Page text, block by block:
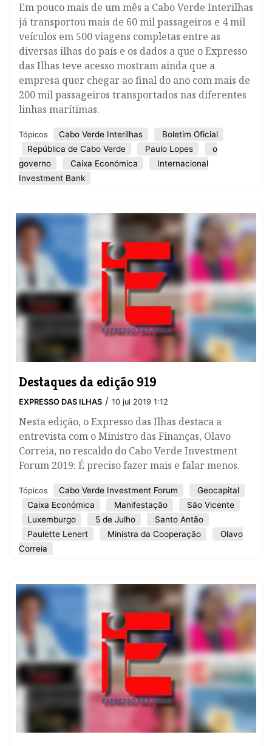
Em pouco mais de um mês a Cabo Verde Interilhas
já transportou mais de 60 mil passageiros e 4 mil
veículos em 500 viagens completas entre as
diversas ilhas do país e os dados a que o Expresso
das Ilhas teve acesso mostram ainda que a
empresa quer chegar ao final do ano com mais de
200 mil passageiros transportados nas diferentes
linhas marítimas.
Tópicos Cabo Verde Interilhas
Boletim Oficial
República de Cabo Verde
Paulo Lopes
o
governo
Caixa Económica
Internacional
Investment Bank
Destaques da edição 919
EXPRESSO DAS ILHAS / 10 jul 2019 1:12
Nesta edição, o Expresso das Ilhas destaca a
entrevista com o Ministro das Finanças, Olavo
Correia, no rescaldo do Cabo Verde Investment
Forum 2019: É preciso fazer mais e falar menos.
Tópicos Cabo Verde Investment Forum
Geocapital
Caixa Económica
Manifestação
São Vicente
Luxemburgo
5 de Julho
Santo Antão
Paulette Lenert
Ministra da Cooperação
Olavo
Correia